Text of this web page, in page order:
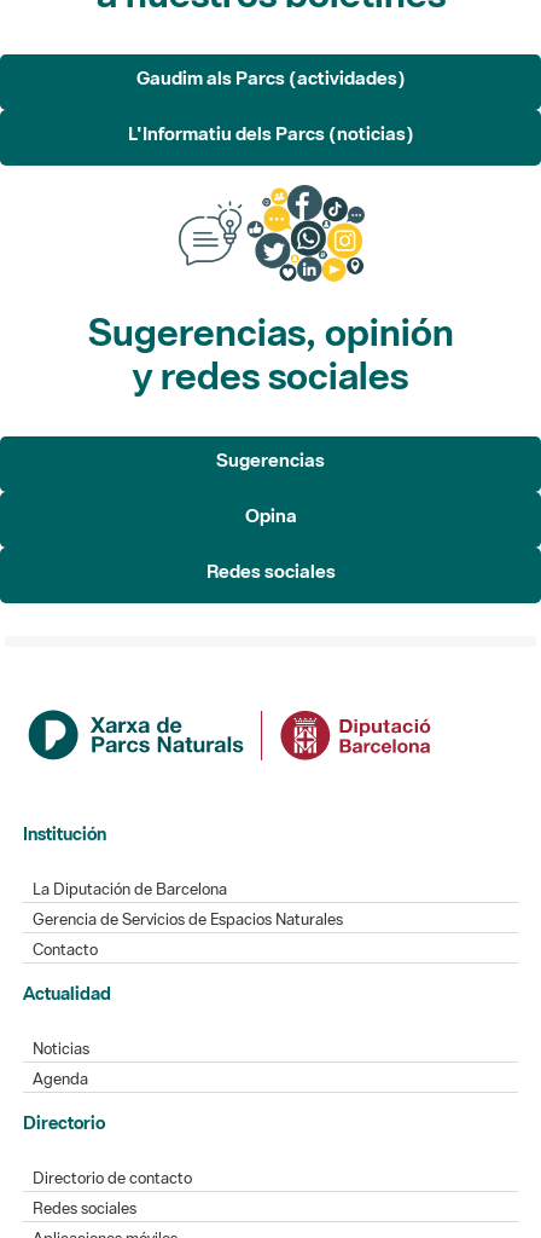
Gaudim als Parcs (actividades)
L'Informatiu dels Parcs (noticias)
Sugerencias, opinión
y redes sociales
Sugerencias
Opina
Redes sociales
Institución
La Diputación de Barcelona
Gerencia de Servicios de Espacios Naturales
Contacto
Actualidad
Noticias
Agenda
Directorio
Directorio de contacto
Redes sociales